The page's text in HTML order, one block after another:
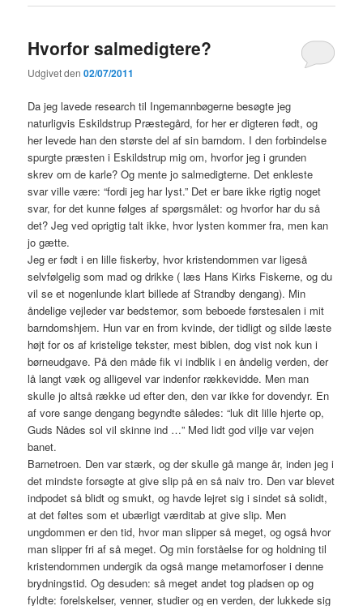
Hvorfor salmedigtere?
Udgivet den02/07/2011
Da jeg lavede research til Ingemannbøgerne besøgte jeg
naturligvis Eskildstrup Præstegård, for her er digteren født, og
her levede han den største del af sin barndom. I den forbindelse
spurgte præsten i Eskildstrup mig om, hvorfor jeg i grunden
skrev om de karle? Og mente jo salmedigterne. Det enkleste
svar ville være: “fordi jeg har lyst.” Det er bare ikke rigtig noget
svar, for det kunne følges af spørgsmålet: og hvorfor har du så
det? Jeg ved oprigtig talt ikke, hvor lysten kommer fra, men kan
jo gætte.
Jeg er født i en lille fiskerby, hvor kristendommen var ligeså
selvfølgelig som mad og drikke ( læs Hans Kirks Fiskerne, og du
vil se et nogenlunde klart billede af Strandby dengang). Min
åndelige vejleder var bedstemor, som beboede førstesalen i mit
barndomshjem. Hun var en from kvinde, der tidligt og silde læste
højt for os af kristelige tekster, mest biblen, dog vist nok kun i
børneudgave. På den måde fik vi indblik i en åndelig verden, der
lå langt væk og alligevel var indenfor rækkevidde. Men man
skulle jo altså række ud efter den, den var ikke for dovendyr. En
af vore sange dengang begyndte således: “luk dit lille hjerte op,
Guds Nådes sol vil skinne ind …” Med lidt god vilje var vejen
banet.
Barnetroen. Den var stærk, og der skulle gå mange år, inden jeg i
det mindste forsøgte at give slip på en så naiv tro. Den var blevet
indpodet så blidt og smukt, og havde lejret sig i sindet så solidt,
at det føltes som et ubærligt værditab at give slip. Men
ungdommen er den tid, hvor man slipper så meget, og også hvor
man slipper fri af så meget. Og min forståelse for og holdning til
kristendommen undergik da også mange metamorfoser i denne
brydningstid. Og desuden: så meget andet tog pladsen op og
fyldte: forelskelser, venner, studier og en verden, der lukkede sig